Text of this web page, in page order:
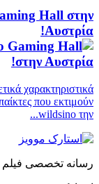
Hall στην
Αυστρία!
χαρακτηριστικά
που εκτιμούν
wildsino την...
رسانه تخصصی فیلم